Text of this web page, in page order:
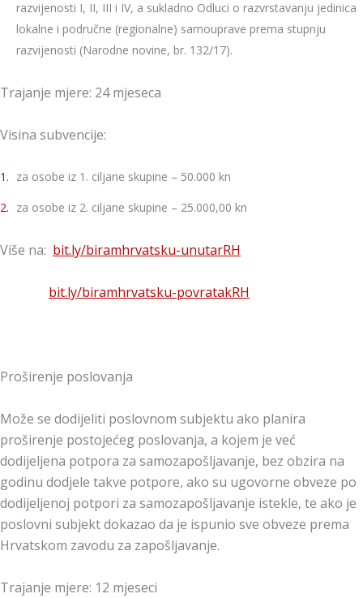
razvijenosti I, II, III i IV, a sukladno Odluci o razvrstavanju jedinica
lokalne i područne (regionalne) samouprave prema stupnju
razvijenosti (Narodne novine, br. 132/17).
Trajanje mjere: 24 mjeseca
Visina subvencije:
za osobe iz 1. ciljane skupine – 50.000 kn
za osobe iz 2. ciljane skupine – 25.000,00 kn
Više na: bit.ly/biramhrvatsku-unutarRH
bit.ly/biramhrvatsku-povratakRH
Proširenje poslovanja
Može se dodijeliti poslovnom subjektu ako planira
proširenje postojećeg poslovanja, a kojem je već
dodijeljena potpora za samozapošljavanje, bez obzira na
godinu dodjele takve potpore, ako su ugovorne obveze po
dodijeljenoj potpori za samozapošljavanje istekle, te ako je
poslovni subjekt dokazao da je ispunio sve obveze prema
Hrvatskom zavodu za zapošljavanje.
Trajanje mjere: 12 mjeseci